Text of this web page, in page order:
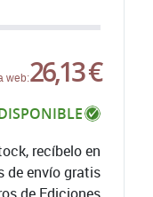
web:26,13 €
recíbelo en
de envío gratis